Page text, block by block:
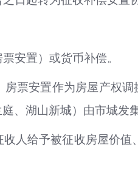
安置）或货币补偿。
房票安置作为房屋产权
、湖山新城）由市城发
收人给予被征收房屋价